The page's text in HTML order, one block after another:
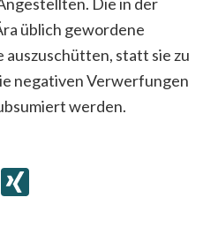
üblich gewordene
auszuschütten, statt sie zu
negativen Verwerfungen
werden.
LinkedIn